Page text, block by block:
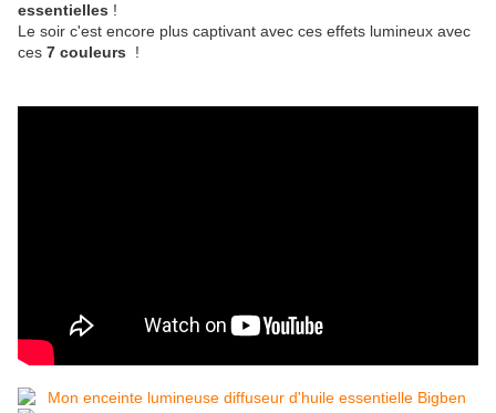
essentielles !
Le soir c'est encore plus captivant avec ces effets lumineux avec
ces 7 couleurs !